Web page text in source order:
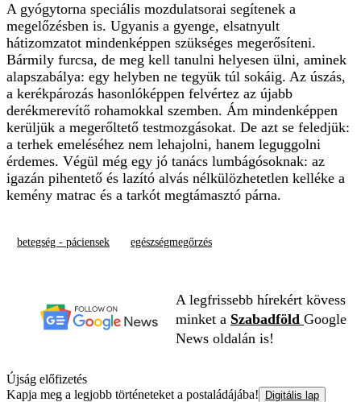
A gyógytorna speciális mozdulatsorai segítenek a
megelőzésben is. Ugyanis a gyenge, elsatnyult
hátizomzatot mindenképpen szükséges megerősíteni.
Bármily furcsa, de meg kell tanulni helyesen ülni, aminek
alapszabálya: egy helyben ne tegyük túl sokáig. Az úszás,
a kerékpározás hasonlóképpen felvértez az újabb
derékmerevítő rohamokkal szemben. Ám mindenképpen
kerüljük a megerőltető testmozgásokat. De azt se feledjük:
a terhek emeléséhez nem lehajolni, hanem leguggolni
érdemes. Végül még egy jó tanács lumbágósoknak: az
igazán pihentető és lazító alvás nélkülözhetetlen kelléke a
kemény matrac és a tarkót megtámasztó párna.
betegség - páciensek egészségmegőrzés
A legfrissebb hírekért kövess
minket a Szabadföld Google
News oldalán is!
Újság előfizetés
Kapja meg a legjobb történeteket a postaládájába!
Digitális lap